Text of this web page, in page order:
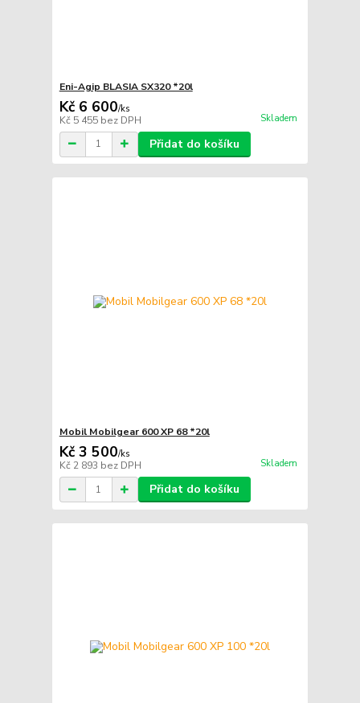
Eni-Agip BLASIA SX320 *20l
Kč 6 600/ks
Kč 5 455 bez DPH Skladem
Přidat do košíku
Mobil Mobilgear 600 XP 68 *20l
Kč 3 500/ks
Kč 2 893 bez DPH Skladem
Přidat do košíku